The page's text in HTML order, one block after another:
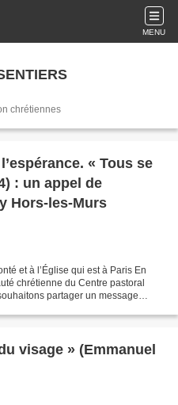
MENU
chrétiennes
« Tous se
: un appel de
Hors-les-Murs
et à l’Église qui est à Paris En
chrétienne du Centre pastoral
partager un message
visage » (Emmanuel